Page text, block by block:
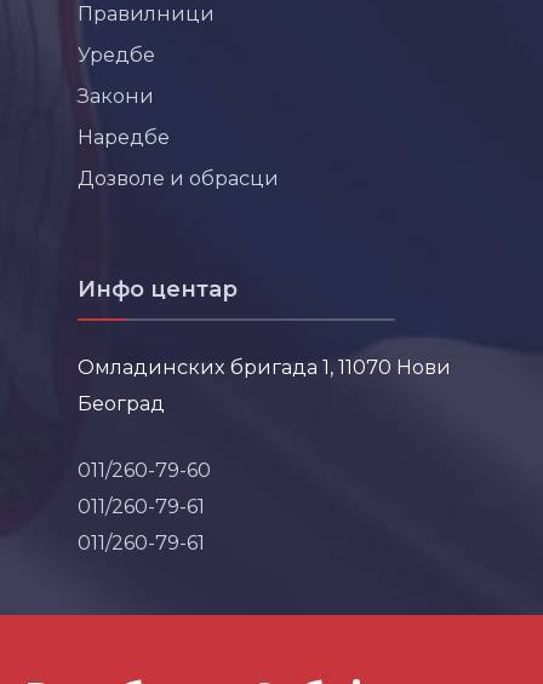
Правилници
Уредбе
Закони
Наредбе
Дозволе и обрасци
Инфо центар
Омладинских бригада 1, 11070 Нови
Београд
011/260-79-60
011/260-79-61
011/260-79-61